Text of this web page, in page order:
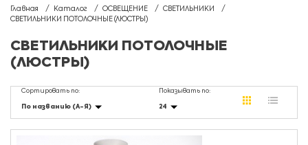
Главная Каталог ОСВЕЩЕНИЕ
СВЕТИЛЬНИКИ
СВЕТИЛЬНИКИ ПОТОЛОЧНЫЕ (ЛЮСТРЫ)
СВЕТИЛЬНИКИ ПОТОЛОЧНЫЕ
(ЛЮСТРЫ)
Сортировать по:
По названию (А-Я)
Показывать по:
24